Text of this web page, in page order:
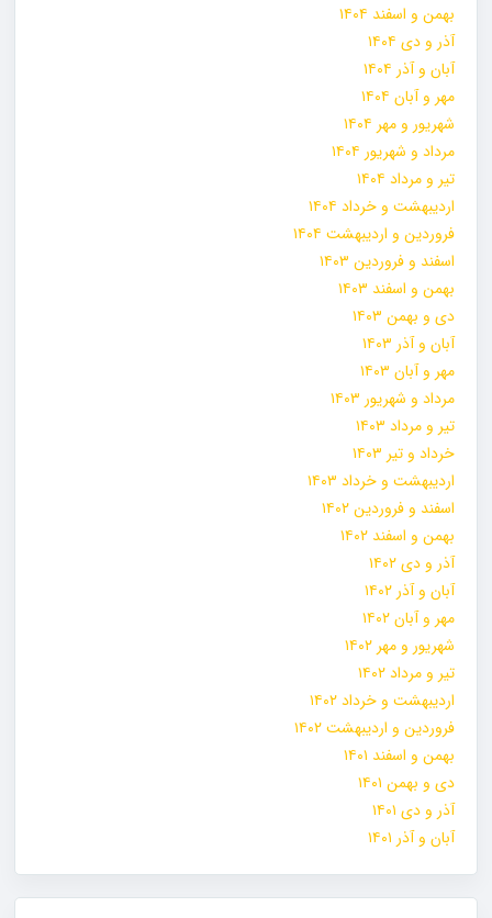
بهمن و اسفند ۱۴۰۴
آذر و دی ۱۴۰۴
آبان و آذر ۱۴۰۴
مهر و آبان ۱۴۰۴
شهریور و مهر ۱۴۰۴
مرداد و شهریور ۱۴۰۴
تیر و مرداد ۱۴۰۴
اردیبهشت و خرداد ۱۴۰۴
فروردین و اردیبهشت ۱۴۰۴
اسفند و فروردین ۱۴۰۳
بهمن و اسفند ۱۴۰۳
دی و بهمن ۱۴۰۳
آبان و آذر ۱۴۰۳
مهر و آبان ۱۴۰۳
مرداد و شهریور ۱۴۰۳
تیر و مرداد ۱۴۰۳
خرداد و تیر ۱۴۰۳
اردیبهشت و خرداد ۱۴۰۳
اسفند و فروردین ۱۴۰۲
بهمن و اسفند ۱۴۰۲
آذر و دی ۱۴۰۲
آبان و آذر ۱۴۰۲
مهر و آبان ۱۴۰۲
شهریور و مهر ۱۴۰۲
تیر و مرداد ۱۴۰۲
اردیبهشت و خرداد ۱۴۰۲
فروردین و اردیبهشت ۱۴۰۲
بهمن و اسفند ۱۴۰۱
دی و بهمن ۱۴۰۱
آذر و دی ۱۴۰۱
آبان و آذر ۱۴۰۱